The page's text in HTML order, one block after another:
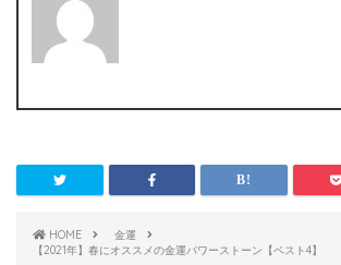
HOME
金運
【2021年】春にオススメの金運パワーストーン【ベスト4】